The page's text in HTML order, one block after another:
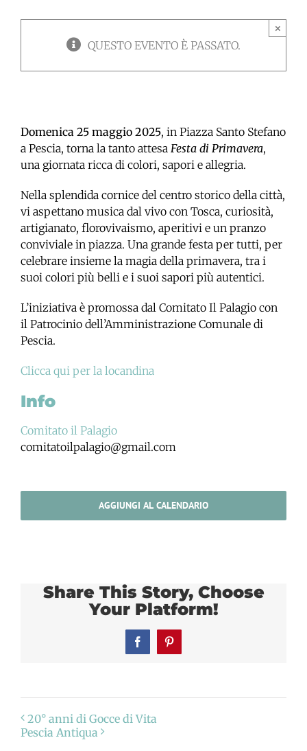
QUESTO EVENTO È PASSATO.
×
Domenica 25 maggio 2025, in Piazza Santo Stefano
a Pescia, torna la tanto attesa Festa di Primavera,
una giornata ricca di colori, sapori e allegria.
Nella splendida cornice del centro storico della città,
vi aspettano musica dal vivo con Tosca, curiosità,
artigianato, florovivaismo, aperitivi e un pranzo
conviviale in piazza. Una grande festa per tutti, per
celebrare insieme la magia della primavera, tra i
suoi colori più belli e i suoi sapori più autentici.
L’iniziativa è promossa dal Comitato Il Palagio con
il Patrocinio dell’Amministrazione Comunale di
Pescia.
Clicca qui per la locandina
Info
Comitato il Palagio
comitatoilpalagio@gmail.com
AGGIUNGI AL CALENDARIO
Share This Story, Choose
Your Platform!
FacebookPinterest
20° anni di Gocce di Vita
Pescia Antiqua